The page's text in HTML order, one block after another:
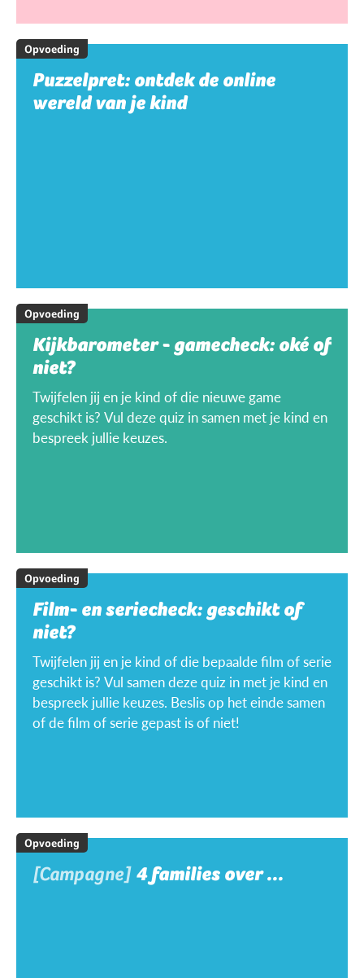
Opvoeding
Puzzelpret: ontdek de online
wereld van je kind
Opvoeding
Kijkbarometer - gamecheck: oké of
niet?
Twijfelen jij en je kind of die nieuwe game
geschikt is? Vul deze quiz in samen met je kind en
bespreek jullie keuzes.
Opvoeding
Film- en seriecheck: geschikt of
niet?
Twijfelen jij en je kind of die bepaalde film of serie
geschikt is? Vul samen deze quiz in met je kind en
bespreek jullie keuzes. Beslis op het einde samen
of de film of serie gepast is of niet!
Opvoeding
[Campagne] 4 families over ...